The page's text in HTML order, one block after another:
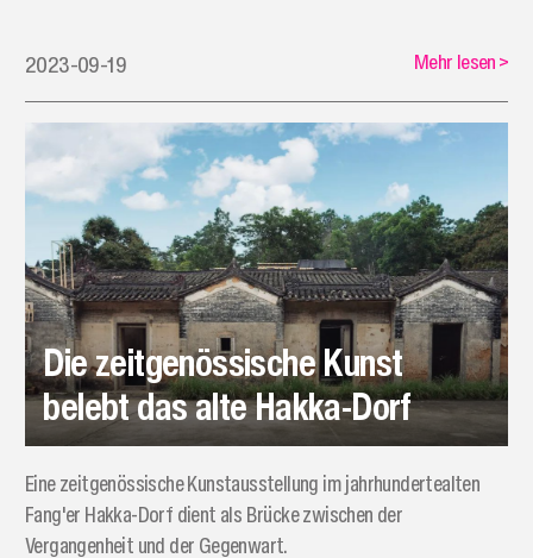
2023-09-19 Mehr lesen>
Die zeitgenössische Kunst
belebt das alte Hakka-Dorf
Eine zeitgenössische Kunstausstellung im jahrhundertealten
Fang'er Hakka-Dorf dient als Brücke zwischen der
Vergangenheit und der Gegenwart.